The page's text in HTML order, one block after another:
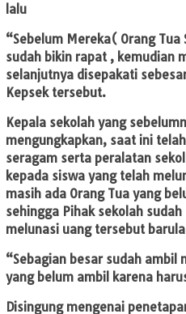
lalu
“Sebelum Mereka( Orang
sudah bikin rapat , kemudian
selanjutnya disepakati
Kepsek tersebut.
Kepala sekolah yang
mengungkapkan, saat ini
seragam serta peralatan
kepada siswa yang telah
masih ada Orang Tua yang
sehingga Pihak sekolah
melunasi uang tersebut
“Sebagian besar sudah ambil
yang belum ambil karena
Disingung mengenai